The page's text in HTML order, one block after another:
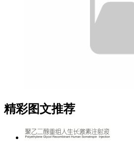
精彩图文推荐